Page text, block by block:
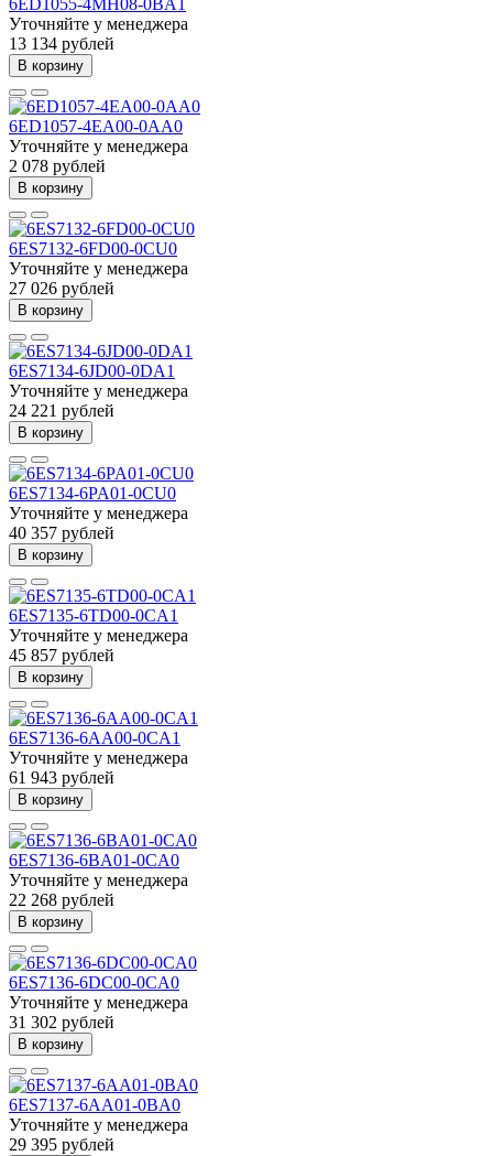
Уточняйте у менеджера
13 134 рублей
В корзину
6ED1057-4EA00-0AA0
Уточняйте у менеджера
2 078 рублей
В корзину
6ES7132-6FD00-0CU0
Уточняйте у менеджера
27 026 рублей
В корзину
6ES7134-6JD00-0DA1
Уточняйте у менеджера
24 221 рублей
В корзину
6ES7134-6PA01-0CU0
Уточняйте у менеджера
40 357 рублей
В корзину
6ES7135-6TD00-0CA1
Уточняйте у менеджера
45 857 рублей
В корзину
6ES7136-6AA00-0CA1
Уточняйте у менеджера
61 943 рублей
В корзину
6ES7136-6BA01-0CA0
Уточняйте у менеджера
22 268 рублей
В корзину
6ES7136-6DC00-0CA0
Уточняйте у менеджера
31 302 рублей
В корзину
6ES7137-6AA01-0BA0
Уточняйте у менеджера
29 395 рублей